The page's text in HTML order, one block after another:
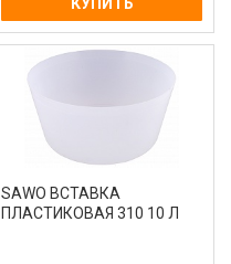
SAWO ВСТАВКА
ПЛАСТИКОВАЯ 310 10 Л